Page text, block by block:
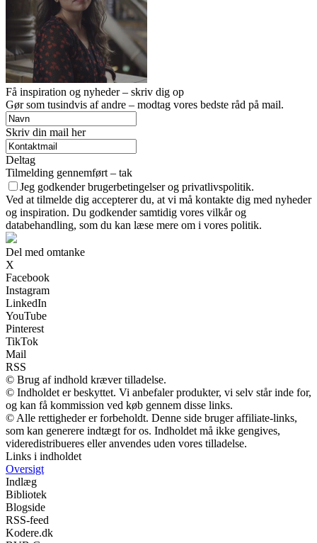
Få inspiration og nyheder – skriv dig op
Gør som tusindvis af andre – modtag vores bedste råd på mail.
Skriv din mail her
Deltag
Tilmelding gennemført – tak
Jeg godkender brugerbetingelser og privatlivspolitik.
Ved at tilmelde dig accepterer du, at vi må kontakte dig med nyheder
og inspiration. Du godkender samtidig vores vilkår og
databehandling, som du kan læse mere om i vores politik.
Del med omtanke
X
Facebook
Instagram
LinkedIn
YouTube
Pinterest
TikTok
Mail
RSS
© Brug af indhold kræver tilladelse.
© Indholdet er beskyttet. Vi anbefaler produkter, vi selv står inde for,
og kan få kommission ved køb gennem disse links.
© Alle rettigheder er forbeholdt. Denne side bruger affiliate-links,
som kan generere indtægt for os. Indholdet må ikke gengives,
videredistribueres eller anvendes uden vores tilladelse.
Links i indholdet
Oversigt
Indlæg
Bibliotek
Blogside
RSS-feed
Kodere.dk